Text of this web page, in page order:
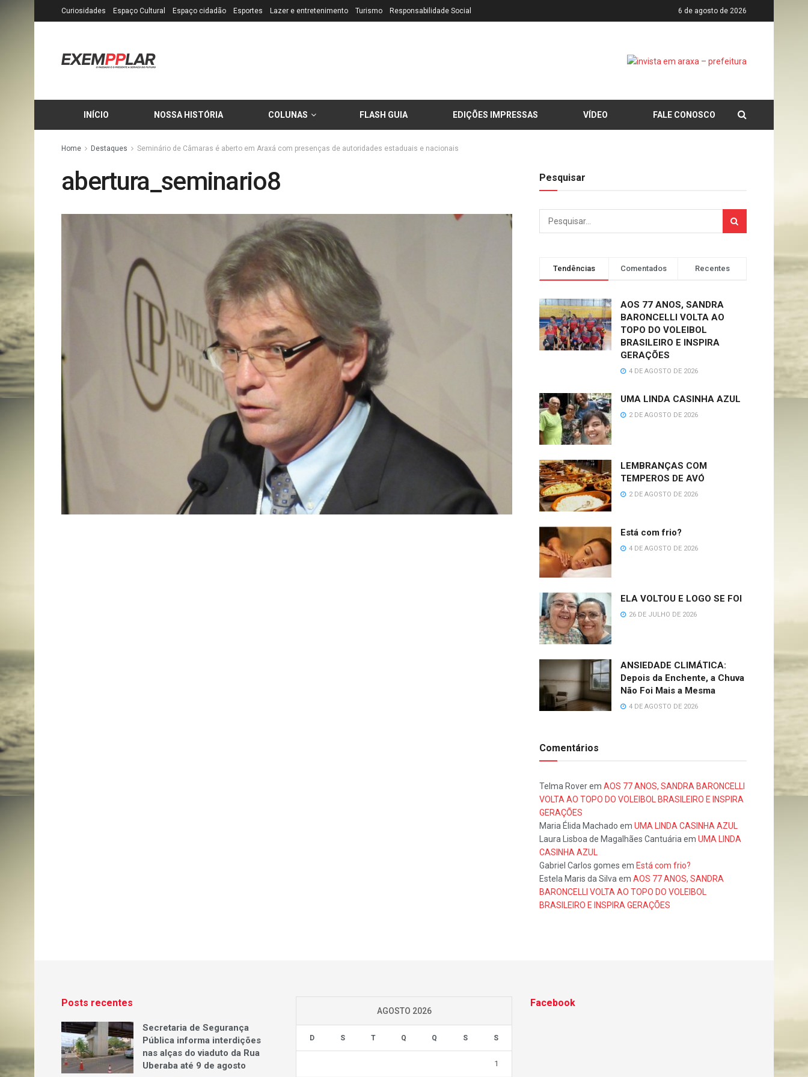
Curiosidades Espaço Cultural Espaço cidadão Esportes Lazer e entretenimento Turismo Responsabilidade Social 6 de agosto de 2026
INÍCIO NOSSA HISTÓRIA COLUNAS FLASH GUIA EDIÇÕES IMPRESSAS VÍDEO FALE CONOSCO
Home Destaques Seminário de Câmaras é aberto em Araxá com presenças de autoridades estaduais e nacionais
abertura_seminario8 Pesquisar
Tendências Comentados Recentes
AOS 77 ANOS, SANDRA
BARONCELLI VOLTA AO
TOPO DO VOLEIBOL
BRASILEIRO E INSPIRA
GERAÇÕES
4 DE AGOSTO DE 2026
UMA LINDA CASINHA AZUL
2 DE AGOSTO DE 2026
LEMBRANÇAS COM
TEMPEROS DE AVÓ
2 DE AGOSTO DE 2026
Está com frio?
4 DE AGOSTO DE 2026
ELA VOLTOU E LOGO SE FOI
26 DE JULHO DE 2026
ANSIEDADE CLIMÁTICA:
Depois da Enchente, a Chuva
Não Foi Mais a Mesma
4 DE AGOSTO DE 2026
Comentários
Telma Roverem AOS 77 ANOS, SANDRA BARONCELLI
VOLTA AO TOPO DO VOLEIBOL BRASILEIRO E INSPIRA
GERAÇÕES
Maria Élida Machado em UMA LINDA CASINHA AZUL
Laura Lisboa de Magalhães Cantuária em UMA LINDA
CASINHA AZUL
Gabriel Carlos gomes em Está com frio?
Estela Maris da Silva em AOS 77 ANOS, SANDRA
BARONCELLI VOLTA AO TOPO DO VOLEIBOL
BRASILEIRO E INSPIRA GERAÇÕES
Posts recentes
Secretaria de Segurança
Pública informa interdições
nas alças do viaduto da Rua
Uberaba até 9 de agosto
AGOSTO 2026
D S T Q Q S S
1
Facebook